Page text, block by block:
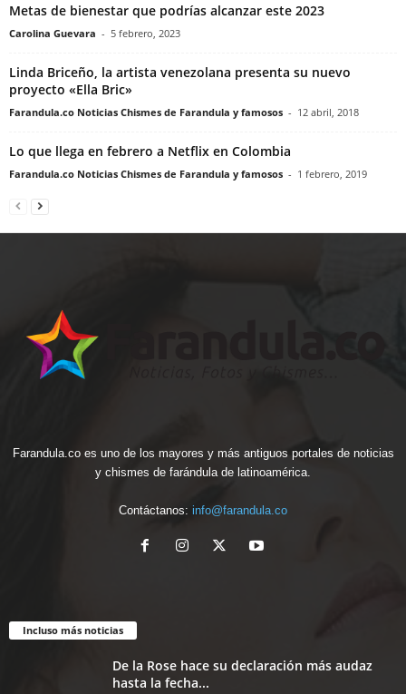
Metas de bienestar que podrías alcanzar este 2023
Carolina Guevara - 5 febrero, 2023
Linda Briceño, la artista venezolana presenta su nuevo
proyecto «Ella Bric»
Farandula.co Noticias Chismes de Farandula y famosos - 12 abril, 2018
Lo que llega en febrero a Netflix en Colombia
Farandula.co Noticias Chismes de Farandula y famosos - 1 febrero, 2019
Farandula.co es uno de los mayores y más antiguos portales de noticias
y chismes de farándula de latinoamérica.
Contáctanos: info@farandula.co
Incluso más noticias
De la Rose hace su declaración más audaz
hasta la fecha...